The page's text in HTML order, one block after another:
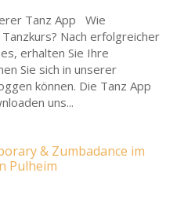
Tanz App Wie
Nach erfolgreicher
erhalten Sie Ihre
Sie sich in unserer
können. Die Tanz App
uns...
& Zumbadance im
Pulheim